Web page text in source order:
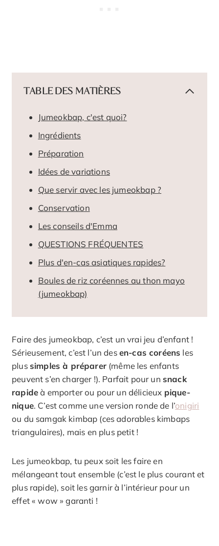
TABLE DES MATIÈRES
Jumeokbap, c'est quoi?
Ingrédients
Préparation
Idées de variations
Que servir avec les jumeokbap ?
Conservation
Les conseils d'Emma
QUESTIONS FRÉQUENTES
Plus d'en-cas asiatiques rapides?
Boules de riz coréennes au thon mayo
(jumeokbap)
Faire des jumeokbap, c’est un vrai jeu d’enfant !
Sérieusement, c’est l’un desen-cas coréens les
plus simples à préparer(même les enfants
peuvent s’en charger !). Parfait pour un snack
rapideà emporter ou pour un délicieux pique-
nique. C’est comme une version ronde de l’onigiri
ou du samgak kimbap (ces adorables kimbaps
triangulaires), mais en plus petit !
Les jumeokbap, tu peux soit les faire en
mélangeant tout ensemble (c’est le plus courant et
plus rapide), soit les garnir à l’intérieur pour un
effet « wow » garanti !